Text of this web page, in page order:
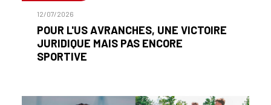
12/07/2026
POUR L'US AVRANCHES, UNE VICTOIRE
JURIDIQUE MAIS PAS ENCORE
SPORTIVE